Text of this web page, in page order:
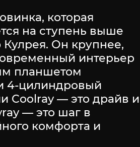
которая
на ступень выше
Кулрея. Он крупнее,
интерьер
планшетом
4-цилиндровый
Coolray — это драйв и
— это шаг в
комфорта и